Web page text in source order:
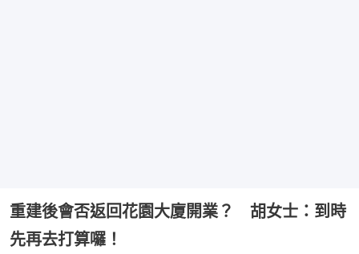
重建後會否返回花園大廈開業？ 胡女士：到時
先再去打算囉！